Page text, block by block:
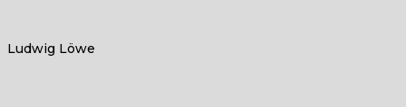
Ludwig Löwe